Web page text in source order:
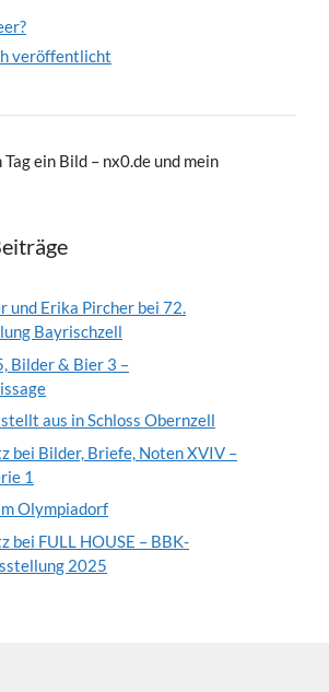
veröffentlicht
Tag ein Bild – nx0.de und mein
und Erika Pircher bei 72.
Bayrischzell
Bilder & Bier 3 –
aus in Schloss Obernzell
bei Bilder, Briefe, Noten XVIV –
1
Olympiadorf
bei FULL HOUSE – BBK-
2025